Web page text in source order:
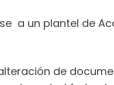
a un plantel de
de